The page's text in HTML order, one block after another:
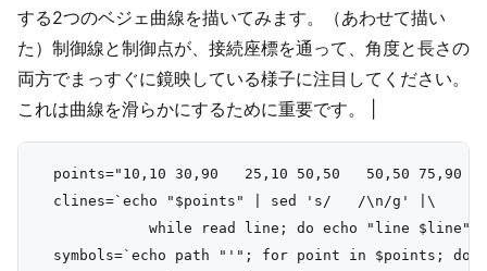
する2つのベジェ曲線を描いてみます。（あわせて描い
た）制御線と制御点が、接続座標を通って、角度と長さの
両方でまっすぐに鏡映している様子に注目してください。
これは曲線を滑らかにするために重要です。 |
points="10,10 30,90   25,10 50,50   50,50 75,90
  clines=`echo "$points" | sed 's/   /\n/g' |\
while read line; do echo "line $line";
  symbols=`echo path "'"; for point in $points; do